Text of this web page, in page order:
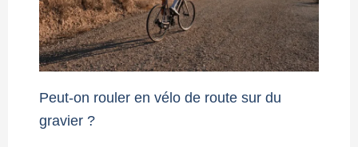
Peut-on rouler en vélo de route sur du
gravier ?